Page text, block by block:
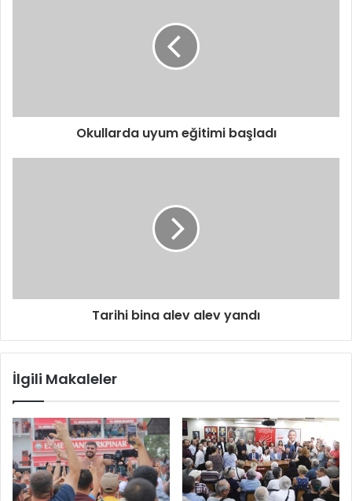
Okullarda uyum eğitimi başladı
Tarihi bina alev alev yandı
İlgili Makaleler